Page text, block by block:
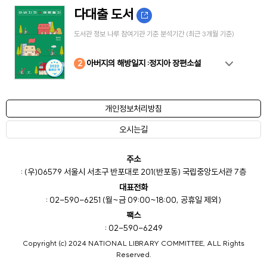
다대출 도서
도서관 정보 나루 참여기관 기준 분석기간 (최근 3개월 기준)
1
2 아버지의 해방일지 :정지아 장편소설
3
4
5
6
7
8
9
10
개인정보처리방침
오시는길
주소
: (우)06579 서울시 서초구 반포대로 201(반포동) 국립중앙도서관 7층
대표전화
: 02-590-6251 (월~금 09:00~18:00, 공휴일 제외)
팩스
: 02-590-6249
Copyright (c) 2024 NATIONAL LIBRARY COMMITTEE, ALL Rights
Reserved.